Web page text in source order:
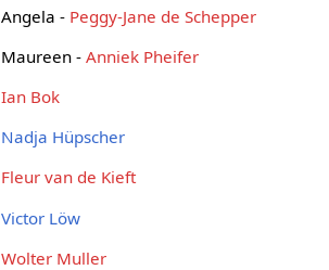
Angela - Peggy-Jane de Schepper
Maureen -Anniek Pheifer
Ian Bok
Nadja Hüpscher
Fleur van de Kieft
Victor Löw
Wolter Muller